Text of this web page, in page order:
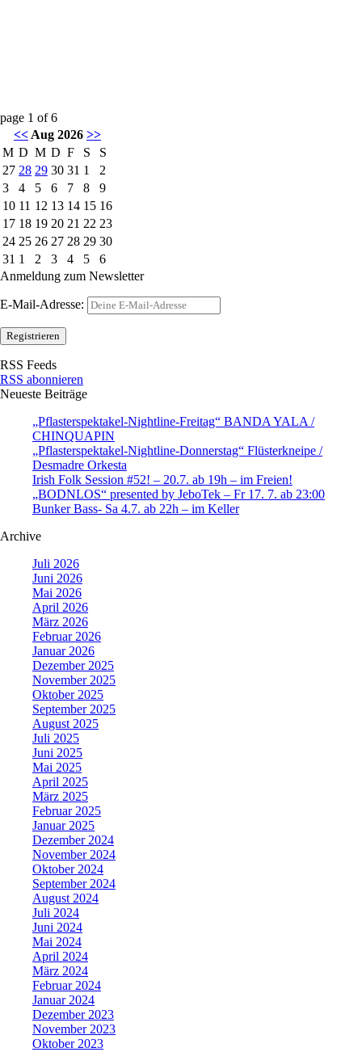
page 1 of6
<< Aug 2026 >>
M D M D F S
S
27 28 29 30 31 1
2
3
4 5 6 7 8
9
10 11 12 13 14 15 16
17 18 19 20 21 22 23
24 25 26 27 28 29 30
31 1 2 3 4 5
6
Anmeldung zum Newsletter
E-Mail-Adresse:
RSS Feeds
RSS abonnieren
Neueste Beiträge
„Pflasterspektakel-Nightline-Freitag“ BANDA YALA /
CHINQUAPIN
„Pflasterspektakel-Nightline-Donnerstag“ Flüsterkneipe /
Desmadre Orkesta
Irish Folk Session #52! – 20.7. ab 19h – im Freien!
„BODNLOS“ presented by JeboTek – Fr 17. 7. ab 23:00
Bunker Bass- Sa 4.7. ab 22h – im Keller
Archive
Juli 2026
Juni 2026
Mai 2026
April 2026
März 2026
Februar 2026
Januar 2026
Dezember 2025
November 2025
Oktober 2025
September 2025
August 2025
Juli 2025
Juni 2025
Mai 2025
April 2025
März 2025
Februar 2025
Januar 2025
Dezember 2024
November 2024
Oktober 2024
September 2024
August 2024
Juli 2024
Juni 2024
Mai 2024
April 2024
März 2024
Februar 2024
Januar 2024
Dezember 2023
November 2023
Oktober 2023